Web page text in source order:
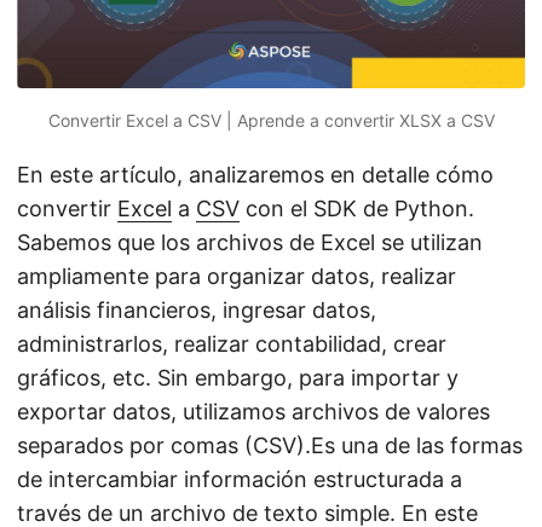
Convertir Excel a CSV | Aprende a convertir XLSX a CSV
En este artículo, analizaremos en detalle cómo
convertir Excel a CSV con el SDK de Python.
Sabemos que los archivos de Excel se utilizan
ampliamente para organizar datos, realizar
análisis financieros, ingresar datos,
administrarlos, realizar contabilidad, crear
gráficos, etc. Sin embargo, para importar y
exportar datos, utilizamos archivos de valores
separados por comas (CSV).Es una de las formas
de intercambiar información estructurada a
través de un archivo de texto simple. En este